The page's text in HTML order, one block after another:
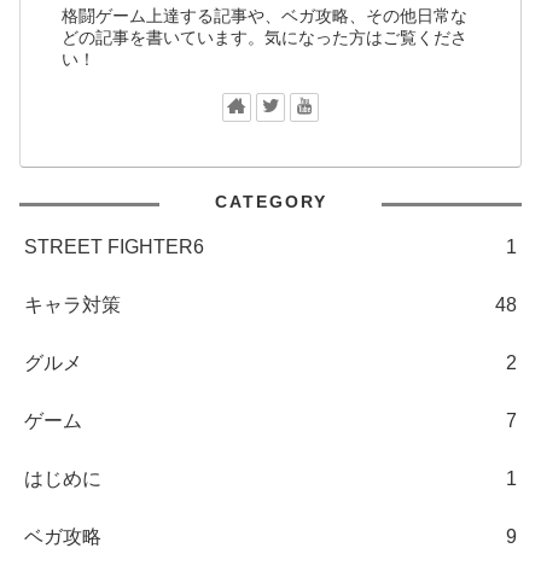
格闘ゲーム上達する記事や、ベガ攻略、その他日常な
どの記事を書いています。気になった方はご覧くださ
い！
CATEGORY
STREET FIGHTER6 1
キャラ対策 48
グルメ 2
ゲーム 7
はじめに 1
ベガ攻略 9